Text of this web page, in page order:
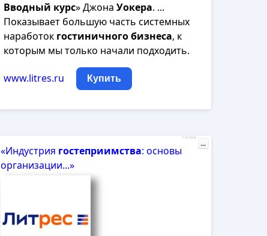
Вводный курс» ДжонаУокера. ...
Показывает большую часть системных
наработок гостиничногобизнеса, к
которым мы только начали подходить.
www.litres.ru Купить
«Индустрия гостеприимства: основы
организации...»
Реклама
...